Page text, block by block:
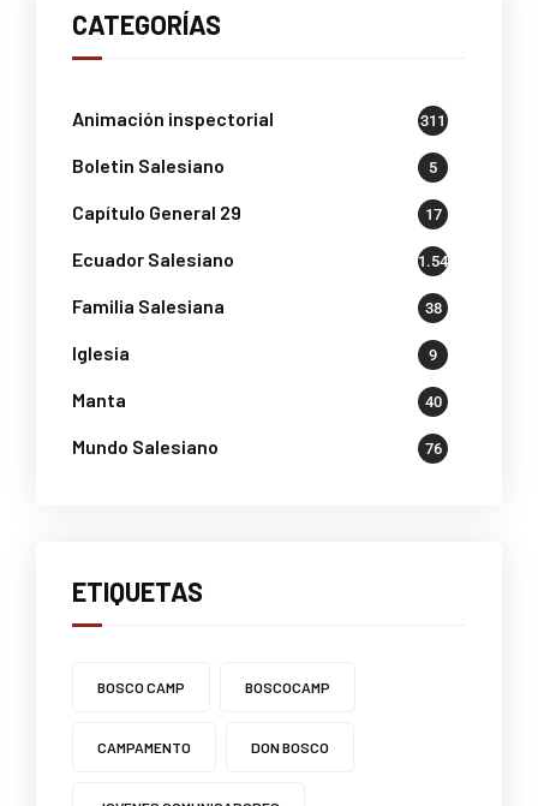
CATEGORÍAS
Animación inspectorial 311
Boletin Salesiano 5
Capítulo General 29 17
Ecuador Salesiano 1.541
Familia Salesiana 38
Iglesia 9
Manta 40
Mundo Salesiano 76
ETIQUETAS
BOSCO CAMP BOSCOCAMP
CAMPAMENTO DON BOSCO